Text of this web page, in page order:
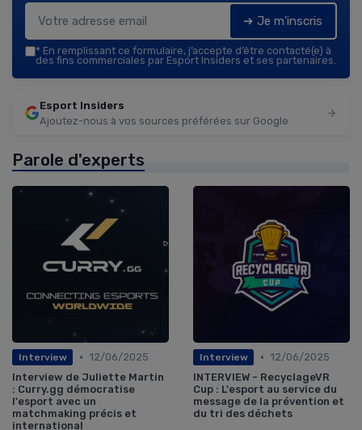
➔ Je m'inscris
* En remplissant ce formulaire, j’accepte d’être contacté(e) à
des fins commerciales par Esport Insiders et ses partenaires.
Esport Insiders
Ajoutez-nous à vos sources préférées sur Google
Parole d'experts
Interview • 12/06/2025
Interview de Juliette Martin
: Curry.gg démocratise
l'esport avec un
matchmaking précis et
international
Interview • 12/06/2025
INTERVIEW - RecyclageVR
Cup : L'esport au service du
message de la prévention et
du tri des déchets